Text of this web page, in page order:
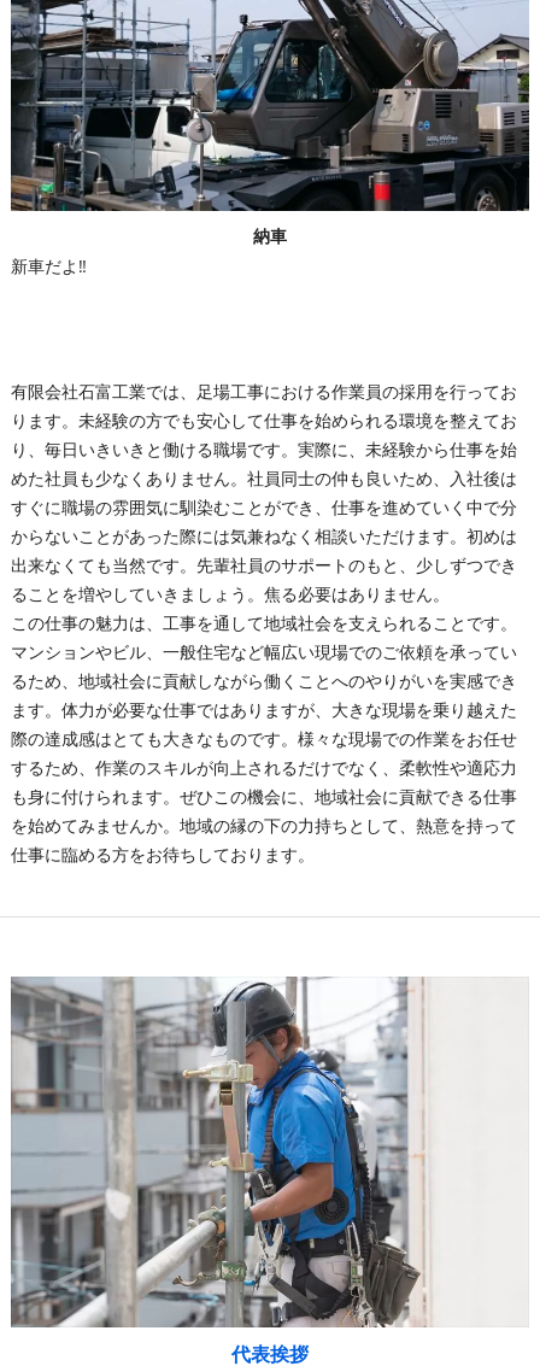
納車
新車だよ‼️
有限会社石富工業では、足場工事における作業員の採用を行ってお
ります。未経験の方でも安心して仕事を始められる環境を整えてお
り、毎日いきいきと働ける職場です。実際に、未経験から仕事を始
めた社員も少なくありません。社員同士の仲も良いため、入社後は
すぐに職場の雰囲気に馴染むことができ、仕事を進めていく中で分
からないことがあった際には気兼ねなく相談いただけます。初めは
出来なくても当然です。先輩社員のサポートのもと、少しずつでき
ることを増やしていきましょう。焦る必要はありません。
この仕事の魅力は、工事を通して地域社会を支えられることです。
マンションやビル、一般住宅など幅広い現場でのご依頼を承ってい
るため、地域社会に貢献しながら働くことへのやりがいを実感でき
ます。体力が必要な仕事ではありますが、大きな現場を乗り越えた
際の達成感はとても大きなものです。様々な現場での作業をお任せ
するため、作業のスキルが向上されるだけでなく、柔軟性や適応力
も身に付けられます。ぜひこの機会に、地域社会に貢献できる仕事
を始めてみませんか。地域の縁の下の力持ちとして、熱意を持って
仕事に臨める方をお待ちしております。
代表挨拶